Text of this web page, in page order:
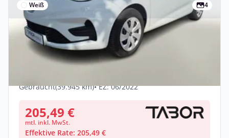
Weiß 4
Privat & Gewerbe
Renault Zoe ZE50 R110 Experience Kauf-
Bat. LED Nav PDC Leasing privat
Gebraucht(39.945 km)• EZ: 06/2022
205,49 €
mtl. inkl. MwSt.
Effektive Rate: 205,49 €